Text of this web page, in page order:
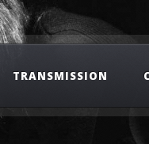
TRANSMISSION